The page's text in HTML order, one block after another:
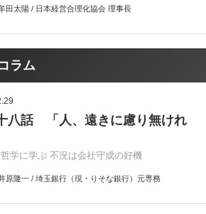
田太陽 / 日本経営合理化協会 理事長
ラム
八話 「人、遠きに慮り無けれ
学に学ぶ 不況は会社守成の好機
原隆一 / 埼玉銀行（現・りそな銀行）元専務